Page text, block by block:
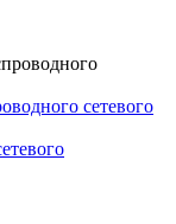
сетевого